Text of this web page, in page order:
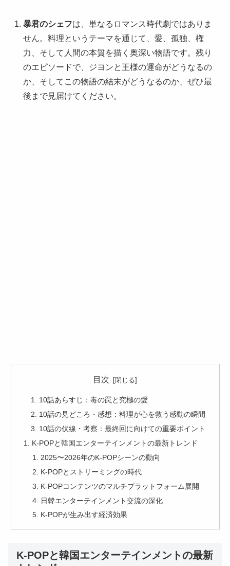
暴君のシェフは、単なるロマンス時代劇ではありま
せん。料理というテーマを通じて、愛、孤独、権
力、そして人間の本質を描く奥深い物語です。残り
のエピソードで、ジヨンと王様の運命がどうなるの
か、そしてこの物語の結末がどうなるのか、ぜひ最
後まで見届けてください。
目次
​10話あらすじ：毒の罠と究極の愛
​10話の見どころ・感想：料理が心を救う感動の瞬間
​10話の伏線・考察：最終回に向けての重要ポイント
K-POPと韓国エンターテインメントの最新トレンド
2025〜2026年のK-POPシーンの動向
K-POPとストリーミングの時代
K-POPコンテンツのマルチプラットフォーム展開
日韓エンターテインメント交流の深化
K-POPが生み出す経済効果
K-POPと韓国エンターテインメントの最新